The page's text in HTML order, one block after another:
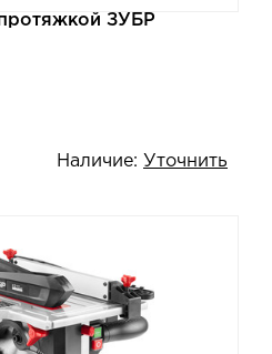
ЗУБР
Наличие: Уточнить